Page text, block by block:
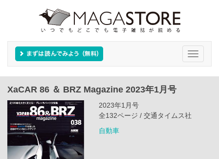
Toggle
XaCAR 86 ＆ BRZ Magazine 2023年1月号
2023年1月号
全132ページ / 交通タイムス社
自動車